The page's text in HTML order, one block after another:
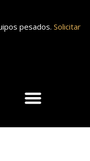
pesados. Solicitar